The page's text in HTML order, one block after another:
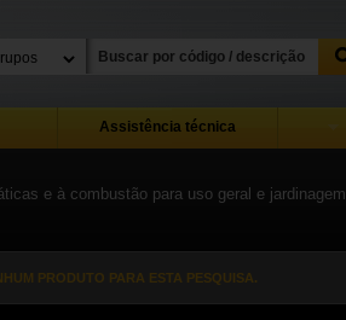
Assistência técnica
e à combustão para uso geral e jardinagem
PRODUTO PARA ESTA PESQUISA.